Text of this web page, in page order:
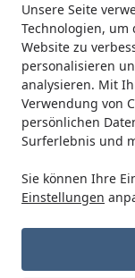
Unsere Seite
Technologien,
Website zu
personalisieren
analysieren. Mit
Verwendung von
persönlichen
Surferlebnis und
Sie können Ihre
Einstellungen
Startseite
Skan Holz
mm